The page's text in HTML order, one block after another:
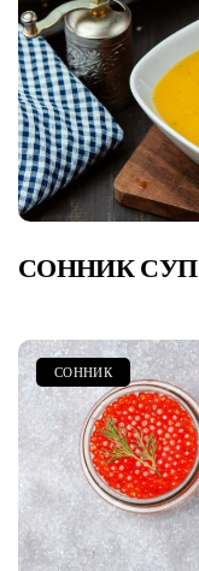
СОННИК СУП
СОННИК